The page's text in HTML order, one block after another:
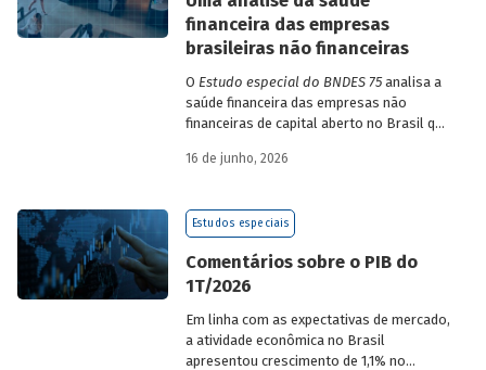
financeira das empresas
brasileiras não financeiras
O Estudo especial do BNDES 75analisa a
saúde financeira das empresas não
financeiras de capital aberto no Brasil que
valores. Para isso, parte de uma amostra
dimensões: lucratividade, solvência,
16 de junho, 2026
Estudos especiais
Comentários sobre o PIB do
1T/2026
Em linha com as expectativas de mercado,
a atividade econômica no Brasil
apresentou crescimento de 1,1% no